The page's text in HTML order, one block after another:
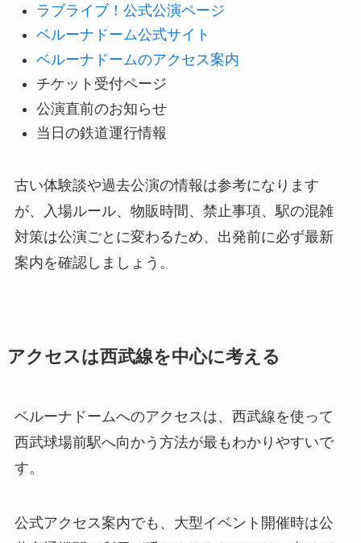
ラブライブ！公式公演ページ
ベルーナドーム公式サイト
ベルーナドームのアクセス案内
チケット受付ページ
公演直前のお知らせ
当日の鉄道運行情報
古い体験談や過去公演の情報は参考になります
が、入場ルール、物販時間、禁止事項、駅の混雑
対策は公演ごとに変わるため、出発前に必ず最新
案内を確認しましょう。
アクセスは西武線を中心に考える
ベルーナドームへのアクセスは、西武線を使って
西武球場前駅へ向かう方法が最もわかりやすいで
す。
公式アクセス案内でも、大型イベント開催時は公